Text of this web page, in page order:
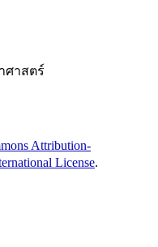
ศาสตร์
Attribution-
License.